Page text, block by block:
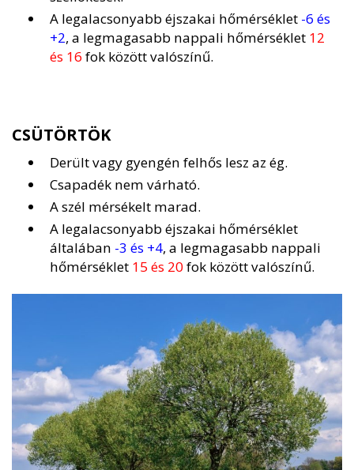
A legalacsonyabb éjszakai hőmérséklet -6 és
+2, a legmagasabb nappali hőmérséklet 12
és 16 fok között valószínű.
CSÜTÖRTÖK
Derült vagy gyengén felhős lesz az ég.
Csapadék nem várható.
A szél mérsékelt marad.
A legalacsonyabb éjszakai hőmérséklet
általában -3 és +4, a legmagasabb nappali
hőmérséklet 15 és 20fok között valószínű.